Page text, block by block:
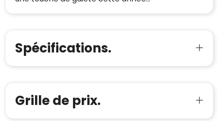
Spécifications.
Grille de prix.
Domein: linkkado.be
Oprichting van de
onderneming
2026
naar de certificaten van Trustindex en koopt u
met vertrouwen!
Voor bedrijven
verkoop met de Trustindex-certificaat.